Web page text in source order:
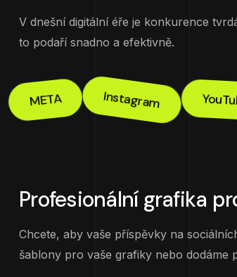
V dnešní digitální éře je konkurence
to podaří snadno a efektivně.
META Instagram
Profesionální grafika
Chcete, aby vaše příspěvky na
šablony pro vaše grafiky nebo dodáme